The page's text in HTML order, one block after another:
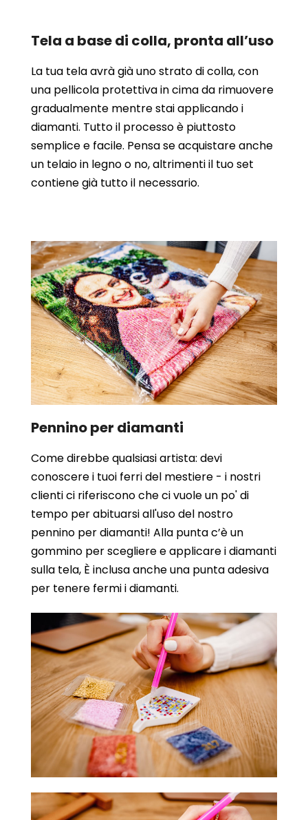
Tela a base di colla, pronta all’uso
La tua tela avrà già uno strato di colla, con
una pellicola protettiva in cima da rimuovere
gradualmente mentre stai applicando i
diamanti. Tutto il processo è piuttosto
semplice e facile. Pensa se acquistare anche
un telaio in legno o no, altrimenti il tuo set
contiene già tutto il necessario.
Pennino per diamanti
Come direbbe qualsiasi artista: devi
conoscere i tuoi ferri del mestiere - i nostri
clienti ci riferiscono che ci vuole un po' di
tempo per abituarsi all'uso del nostro
pennino per diamanti! Alla punta c’è un
gommino per scegliere e applicare i diamanti
sulla tela, È inclusa anche una punta adesiva
per tenere fermi i diamanti.